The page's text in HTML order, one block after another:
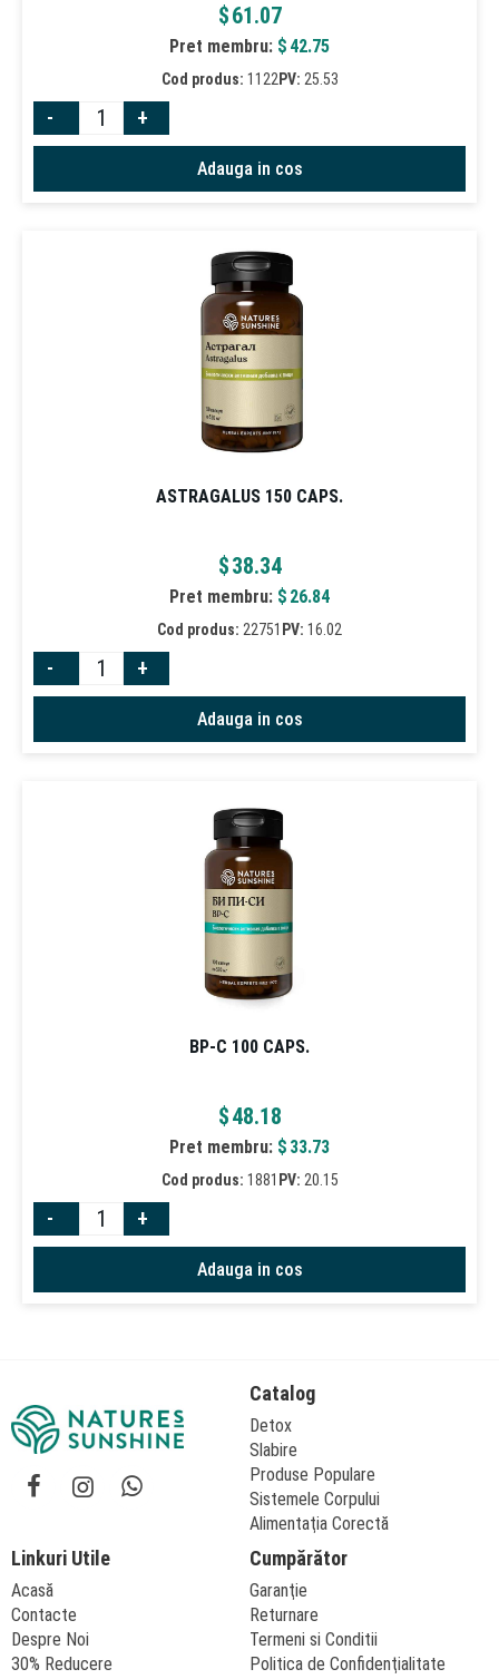
$61.07
Pret membru: $ 42.75
Cod produs: 1122 PV: 25.53
- +
Adauga in cos
ASTRAGALUS 150 CAPS.
$38.34
Pret membru: $ 26.84
Cod produs: 22751 PV: 16.02
- +
Adauga in cos
BP-C 100 CAPS.
$48.18
Pret membru: $ 33.73
Cod produs: 1881 PV: 20.15
- +
Adauga in cos
Catalog
Detox
Slabire
Produse Populare
Sistemele Corpului
Alimentaţia Corectă
Linkuri Utile
Acasă
Contacte
Despre Noi
30% Reducere
Cumpărător
Garanţie
Returnare
Termeni si Conditii
Politica de Confidenţialitate